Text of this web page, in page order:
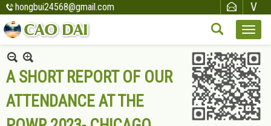
hongbui24568@gmail.com
A SHORT REPORT OF OUR
ATTENDANCE AT THE